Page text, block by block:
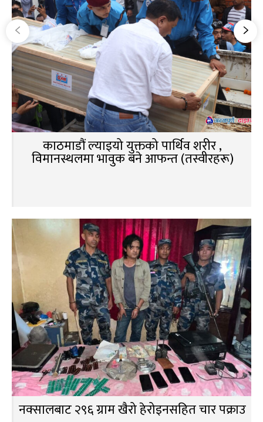
काठमाडौं ल्याइयो युक्तको पार्थिव शरीर ,
विमानस्थलमा भावुक बने आफन्त (तस्वीरहरू)
नक्सालबाट २९६ ग्राम खैरो हेरोइनसहित चार पक्राउ